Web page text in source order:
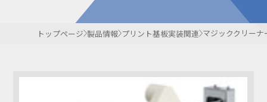
よくあるご質問
NIXのサスティナ
環境負荷物質調
トップページ 製品情報 プリント基板実装関連 マジッククリー